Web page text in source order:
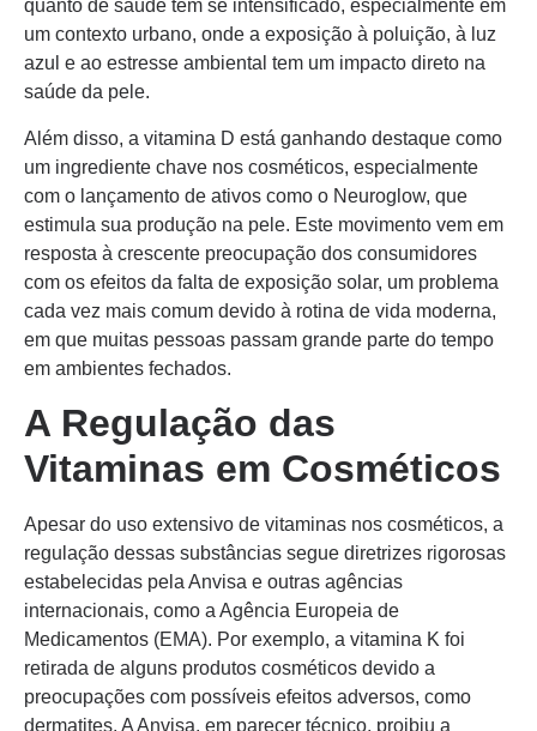
quanto de saúde tem se intensificado, especialmente em
um contexto urbano, onde a exposição à poluição, à luz
azul e ao estresse ambiental tem um impacto direto na
saúde da pele.
Além disso, a vitamina D está ganhando destaque como
um ingrediente chave nos cosméticos, especialmente
com o lançamento de ativos como o Neuroglow, que
estimula sua produção na pele. Este movimento vem em
resposta à crescente preocupação dos consumidores
com os efeitos da falta de exposição solar, um problema
cada vez mais comum devido à rotina de vida moderna,
em que muitas pessoas passam grande parte do tempo
em ambientes fechados.
A Regulação das
Vitaminas em Cosméticos
Apesar do uso extensivo de vitaminas nos cosméticos, a
regulação dessas substâncias segue diretrizes rigorosas
estabelecidas pela Anvisa e outras agências
internacionais, como a Agência Europeia de
Medicamentos (EMA). Por exemplo, a vitamina K foi
retirada de alguns produtos cosméticos devido a
preocupações com possíveis efeitos adversos, como
dermatites. A Anvisa, em parecer técnico, proibiu a